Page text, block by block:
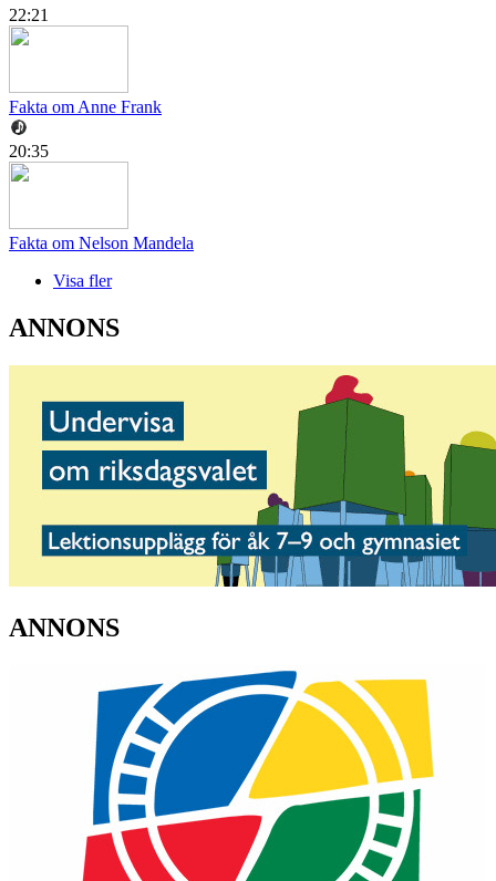
22:21
Fakta om Anne Frank
20:35
Fakta om Nelson Mandela
Visa fler
ANNONS
ANNONS